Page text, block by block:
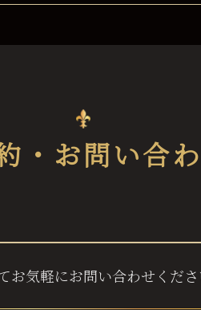
・お問い合
お気軽にお問い合わせくださ